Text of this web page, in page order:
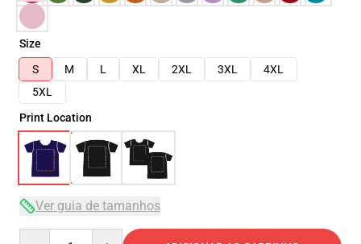
Size
S
M L XL 2XL 3XL
4XL
5XL
Print Location
Ver guia de tamanhos